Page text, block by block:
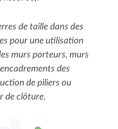
de taille dans des
pour une utilisation
murs porteurs, murs
des
de piliers ou
de clôture.